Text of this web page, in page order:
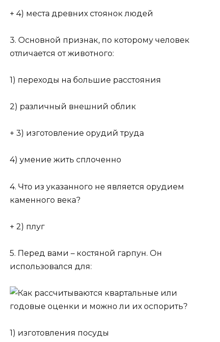
+ 4) места древних стоянок людей
3. Основной признак, по которому человек
отличается от животного:
1) переходы на большие расстояния
2) различный внешний облик
+ 3) изготовление орудий труда
4) умение жить сплоченно
4. Что из указанного не является орудием
каменного века?
+ 2) плуг
5. Перед вами – костяной гарпун. Он
использовался для:
1) изготовления посуды